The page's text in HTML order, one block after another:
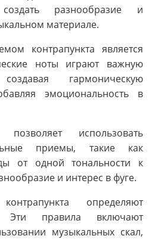
разнообразие и
материале.
контрапункта является
ноты играют важную
гармоническую
эмоциональность в
использовать
приемы, такие как
от одной тональности к
и интерес в фуге.
определяют
Эти правила включают
музыкальных скал,